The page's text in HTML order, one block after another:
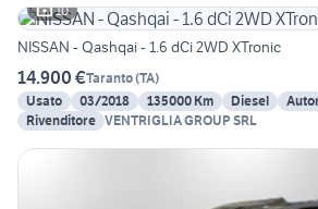
10
NISSAN - Qashqai - 1.6 dCi 2WD XTronic
14.900 €Taranto(TA)
Usato
03/2018 135000 Km Diesel
Rivenditore VENTRIGLIA GROUP SRL